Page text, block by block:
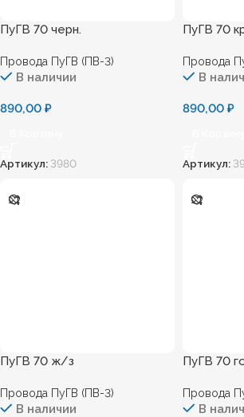
ПуГВ 70 черн.
Провода ПуГВ (ПВ-3)
В наличии
890,00 ₽
Артикул: 3980
ПуГВ 70
Провода
В
890,00 ₽
Артикул:
ПуГВ 70 ж/з
Провода ПуГВ (ПВ-3)
В наличии
ПуГВ 70
Провода
В